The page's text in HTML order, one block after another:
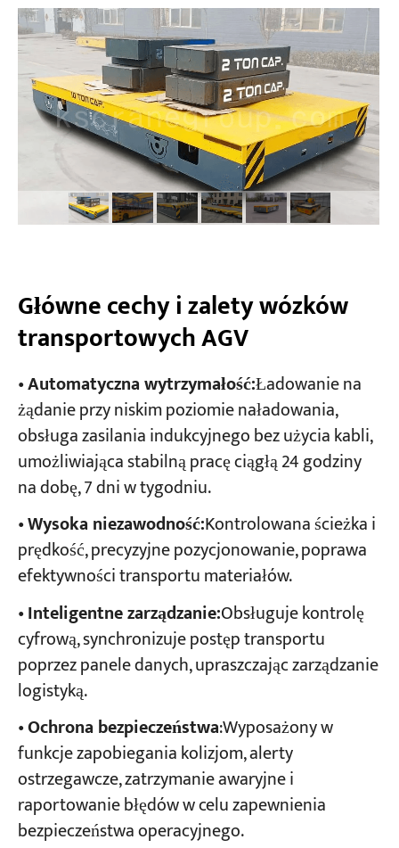
Główne cechy i zalety wózków
transportowych AGV
•Automatyczna wytrzymałość:Ładowanie na
żądanie przy niskim poziomie naładowania,
obsługa zasilania indukcyjnego bez użycia kabli,
umożliwiająca stabilną pracę ciągłą 24 godziny
na dobę, 7 dni w tygodniu.
•Wysoka niezawodność:Kontrolowana ścieżka i
prędkość, precyzyjne pozycjonowanie, poprawa
efektywności transportu materiałów.
•Inteligentne zarządzanie:Obsługuje kontrolę
cyfrową, synchronizuje postęp transportu
poprzez panele danych, upraszczając zarządzanie
logistyką.
•Ochrona bezpieczeństwa:Wyposażony w
funkcje zapobiegania kolizjom, alerty
ostrzegawcze, zatrzymanie awaryjne i
raportowanie błędów w celu zapewnienia
bezpieczeństwa operacyjnego.